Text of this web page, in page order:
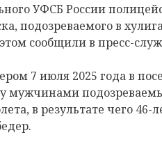
УФСБ России
подозреваемого в
сообщили в пресс-
7 июля 2025 года в
мужчинами
в результате чего